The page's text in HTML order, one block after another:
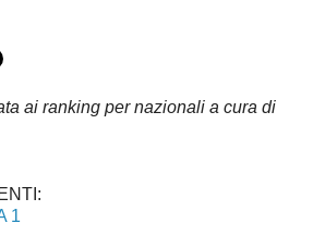
ai ranking per nazionali a cura di
1